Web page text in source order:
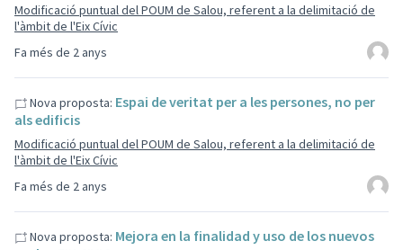
Fa més de 2 anys
Modificació puntual del POUM de Salou, referent a la delimitació de
l'àmbit de l'Eix Cívic
Fa més de 2 anys
Nova proposta: Espai de veritat per a les persones, no per
als edificis
Modificació puntual del POUM de Salou, referent a la delimitació de
l'àmbit de l'Eix Cívic
Nova proposta: Mejora en la finalidad y uso de los nuevos